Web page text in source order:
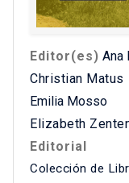
Editor(es) Ana
Christian Matus
Emilia Mosso
Elizabeth
Editorial
Colección de